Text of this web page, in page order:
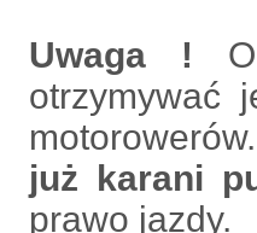
Uwaga !
otrzymywać
już karani
prawo jazdy.